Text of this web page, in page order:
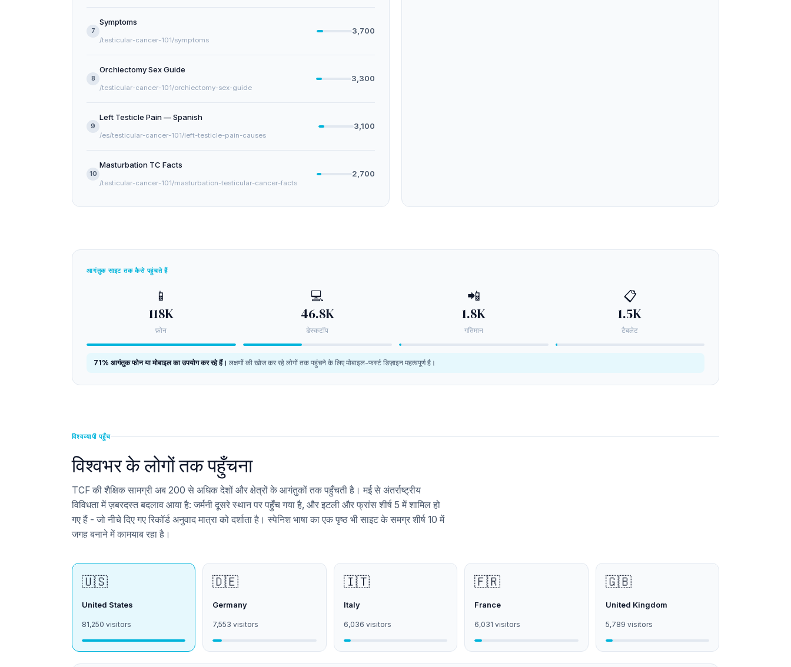
7
Symptoms
/testicular-cancer-101/symptoms
3,700
8
Orchiectomy Sex Guide
/testicular-cancer-101/orchiectomy-sex-guide
3,300
9
Left Testicle Pain — Spanish
/es/testicular-cancer-101/left-testicle-pain-causes
3,100
10
Masturbation TC Facts
/testicular-cancer-101/masturbation-testicular-cancer-facts
2,700
आगंतुक साइट तक कैसे पहुंचते हैं
📱
118K
फ़ोन
💻
46.8K
डेस्कटॉप
📲
1.8K
गतिमान
📋
1.5K
टैबलेट
71% आगंतुक फोन या मोबाइल का उपयोग कर रहे हैं। लक्षणों की खोज कर रहे लोगों तक पहुंचने के लिए मोबाइल-फर्स्ट डिज़ाइन महत्वपूर्ण है।
विश्वव्यापी पहुँच
विश्वभर के लोगों तक पहुँचना
TCF की शैक्षिक सामग्री अब 200 से अधिक देशों और क्षेत्रों के आगंतुकों तक पहुँचती है। मई से अंतर्राष्ट्रीय
विविधता में ज़बरदस्त बदलाव आया है: जर्मनी दूसरे स्थान पर पहुँच गया है, और इटली और फ्रांस शीर्ष 5 में शामिल हो
गए हैं - जो नीचे दिए गए रिकॉर्ड अनुवाद मात्रा को दर्शाता है। स्पेनिश भाषा का एक पृष्ठ भी साइट के समग्र शीर्ष 10 में
जगह बनाने में कामयाब रहा है।
🇺🇸
United States
81,250 visitors
🇩🇪
Germany
7,553 visitors
🇮🇹
Italy
6,036 visitors
🇫🇷
France
6,031 visitors
🇬🇧
United Kingdom
5,789 visitors